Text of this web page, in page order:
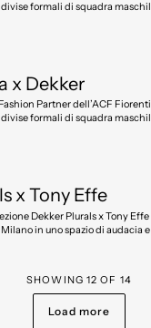
formali di squadra
x Dekker
formali di squadra
x Tony Effe
Dekker Plurals x Tony
in uno spazio di audacia
SHOWING 12 OF 14
Load more